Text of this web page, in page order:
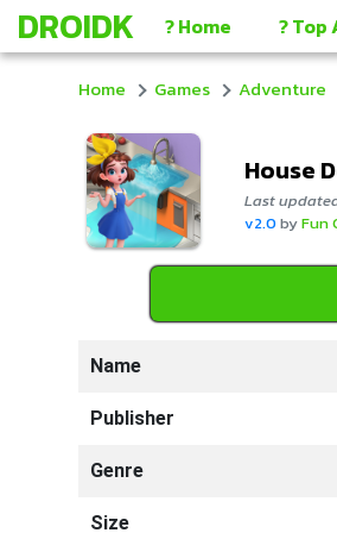
DROIDK ? Home ? Top
Home Games Adventure
House
Last
v2.0 byFun
Name
Publisher
Genre
Size